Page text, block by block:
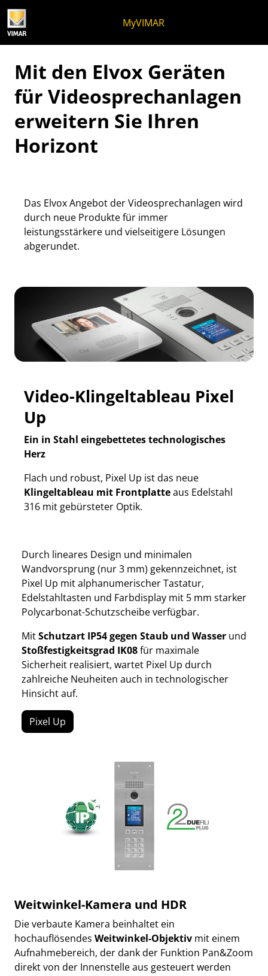
MyVIMAR
Mit den Elvox Geräten
für Videosprechanlagen
erweitern Sie Ihren
Horizont
Das Elvox Angebot der Videosprechanlagen wird
durch neue Produkte für immer
leistungsstärkere und vielseitigere Lösungen
abgerundet.
Video-Klingeltableau Pixel
Up
Ein in Stahl eingebettetes technologisches
Herz
Flach und robust, Pixel Up ist das neue
Klingeltableau mit Frontplatteaus Edelstahl
316 mit gebürsteter Optik.
Durch lineares Design und minimalen
Wandvorsprung (nur 3 mm) gekennzeichnet, ist
Pixel Up mit alphanumerischer Tastatur,
Edelstahltasten und Farbdisplay mit 5 mm starker
Polycarbonat-Schutzscheibe verfügbar.
MitSchutzart IP54 gegen Staub und Wasser und
Stoßfestigkeitsgrad IK08für maximale
Sicherheit realisiert, wartet Pixel Up durch
zahlreiche Neuheiten auch in technologischer
Hinsicht auf.
Pixel Up
Weitwinkel-Kamera und HDR
Die verbaute Kamera beinhaltet ein
hochauflösendes Weitwinkel-Objektiv mit einem
Aufnahmebereich, der dank der Funktion Pan&Zoom
direkt von der Innenstelle aus gesteuert werden